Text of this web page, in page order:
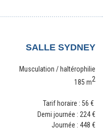
SALLE SYDNEY
Musculation / haltérophilie
185 m2
Tarif horaire : 56 €
Demi journée : 224€
Journée : 448 €